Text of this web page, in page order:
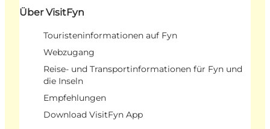
Über VisitFyn
Touristeninformationen auf Fyn
Webzugang
Reise- und Transportinformationen für Fyn und
die Inseln
Empfehlungen
Download VisitFyn App